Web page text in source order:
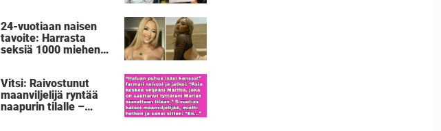
nauramaan ääneen
24-vuotiaan naisen
tavoite: Harrasta
seksiä 1000 miehen
"Voimaannuttavaa"
Vitsi: Raivostunut
maanviljelijä ryntää
naapurin tilalle –